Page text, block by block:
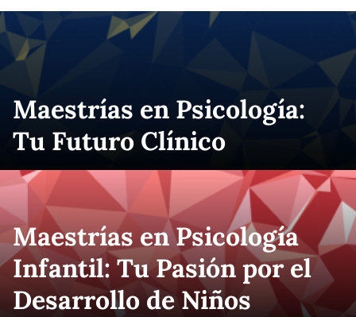
Maestrías en Psicología:
Tu Futuro Clínico
Maestrías en Psicología
Infantil: Tu Pasión por el
Desarrollo de Niños